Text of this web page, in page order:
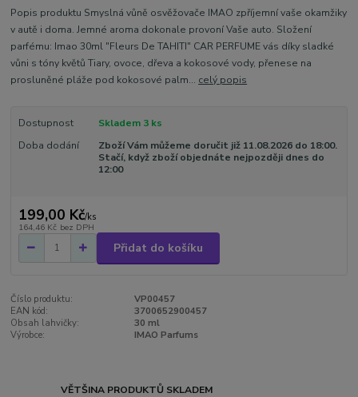
Popis produktu Smyslná vůně osvěžovače IMAO zpříjemní vaše okamžiky
v autě i doma. Jemné aroma dokonale provoní Vaše auto. Složení
parfému: Imao 30ml "Fleurs De TAHITI" CAR PERFUME vás díky sladké
vůni s tóny květů Tiary, ovoce, dřeva a kokosové vody, přenese na
prosluněné pláže pod kokosové palm... celý popis
Dostupnost
Skladem 3 ks
Doba dodání
Zboží Vám můžeme doručit již 11.08.2026 do 18:00.
Stačí, když zboží objednáte nejpozději dnes do
12:00
199,00 Kč/ks
164,46 Kč bez DPH
Přidat do košíku
Číslo produktu:
VP00457
EAN kód:
3700652900457
Obsah lahvičky:
30 ml
Výrobce:
IMAO Parfums
VĚTŠINA PRODUKTŮ SKLADEM